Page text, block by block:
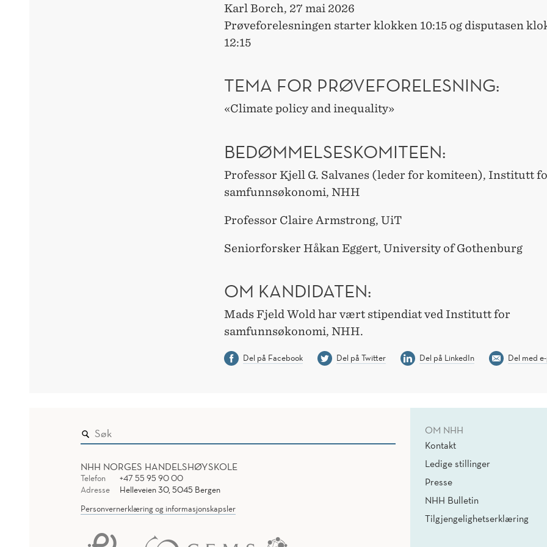
Karl Borch, 27 mai 2026
Prøveforelesningen starter klokken 10:15 og disputasen
12:15
TEMA FOR PRØVEFORELESNING:
«Climate policy and inequality»
BEDØMMELSESKOMITEEN:
Professor Kjell G. Salvanes (leder for komiteen), Institutt
samfunnsøkonomi, NHH
Professor Claire Armstrong, UiT
Seniorforsker Håkan Eggert, University of Gothenburg
OM KANDIDATEN:
Mads Fjeld Wold har vært stipendiat ved Institutt for
samfunnsøkonomi, NHH.
Del på Facebook Del på Twitter Del på LinkedIn Del med
NHH NORGES HANDELSHØYSKOLE
Telefon
+47 55 95 90 00
Adresse
Helleveien 30, 5045 Bergen
Personvernerklæring og informasjonskapsler
OM NHH
Kontakt
Ledige stillinger
Presse
NHH Bulletin
Tilgjengelighetserklæring